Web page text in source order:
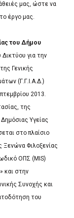
μας, ώστε να
έργο μας.
του Δήμου
για την
Γενικής
(Γ.Γ.Ι.Α.Δ.)
2013.
της
Υγείας
στο πλαίσιο
Ξενώνα Φιλοξενίας
ΟΠΣ (MIS)
και στην
Συνοχής και
του